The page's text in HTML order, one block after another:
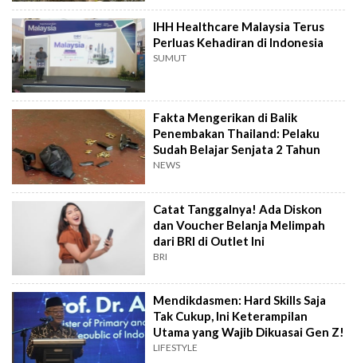
IHH Healthcare Malaysia Terus
Perluas Kehadiran di Indonesia
SUMUT
Fakta Mengerikan di Balik
Penembakan Thailand: Pelaku
Sudah Belajar Senjata 2 Tahun
NEWS
Catat Tanggalnya! Ada Diskon
dan Voucher Belanja Melimpah
dari BRI di Outlet Ini
BRI
Mendikdasmen: Hard Skills Saja
Tak Cukup, Ini Keterampilan
Utama yang Wajib Dikuasai Gen Z!
LIFESTYLE